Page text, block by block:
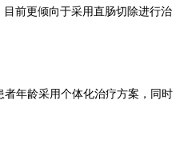
前更倾向于采用直肠切除进行治
年龄采用个体化治疗方案，同时